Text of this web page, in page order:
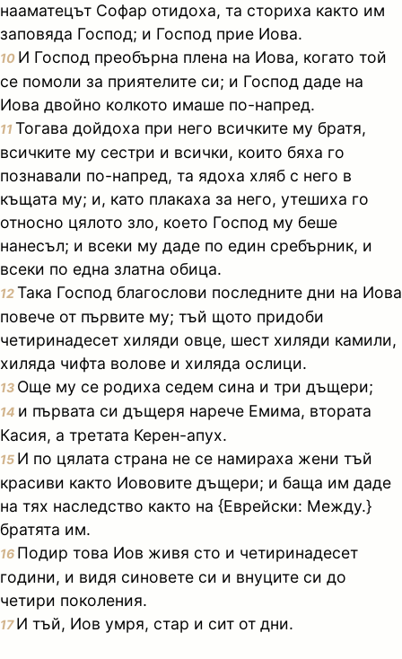
нааматецът Софар отидоха, та сториха както им
заповяда Господ; и Господ прие Иова.
10 И Господ преобърна плена на Иова, когато той
се помоли за приятелите си; и Господ даде на
Иова двойно колкото имаше по-напред.
11Тогава дойдоха при него всичките му братя,
всичките му сестри и всички, които бяха го
познавали по-напред, та ядоха хляб с него в
къщата му; и, като плакаха за него, утешиха го
относно цялото зло, което Господ му беше
нанесъл; и всеки му даде по един сребърник, и
всеки по една златна обица.
12Така Господ благослови последните дни на Иова
повече от първите му; тъй щото придоби
четиринадесет хиляди овце, шест хиляди камили,
хиляда чифта волове и хиляда ослици.
13 Още му се родиха седем сина и три дъщери;
14 и първата си дъщеря нарече Емима, втората
Касия, а третата Керен-апух.
15 И по цялата страна не се намираха жени тъй
красиви както Иововите дъщери; и баща им даде
на тях наследство както на {Еврейски: Между.}
братята им.
16 Подир това Иов живя сто и четиринадесет
години, и видя синовете си и внуците си до
четири поколения.
17И тъй, Иов умря, стар и сит от дни.